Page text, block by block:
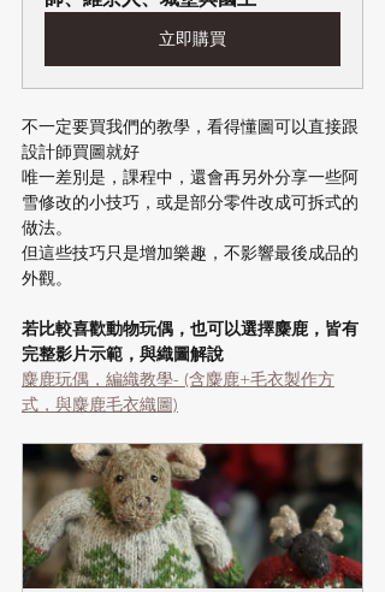
立即購買
不一定要買我們的教學，看得懂圖可以直接跟
設計師買圖就好
唯一差別是，課程中，還會再另外分享一些阿
雪修改的小技巧，或是部分零件改成可拆式的
做法。
但這些技巧只是增加樂趣，不影響最後成品的
外觀。
若比較喜歡動物玩偶，也可以選擇麋鹿，皆有
完整影片示範，與織圖解說
麋鹿玩偶，編織教學- (含麋鹿+毛衣製作方
式，與麋鹿毛衣織圖)